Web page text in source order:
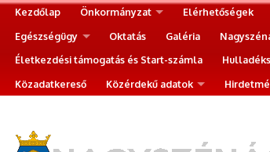
Kezdőlap Önkormányzat Elérhetőségek
Egészségügy
Oktatás Galéria
Életkezdési támogatás és Start-számla
Közadatkereső
Közérdekű adatok